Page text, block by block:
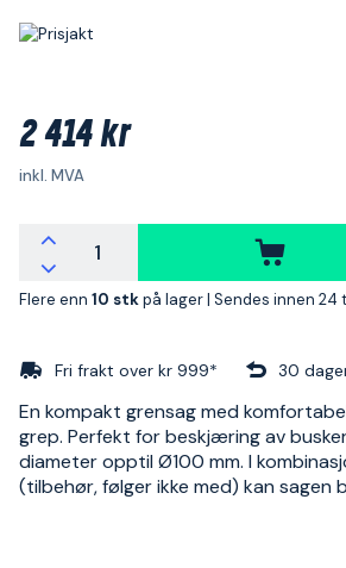
2 414 kr
inkl. MVA
Flere enn 10 stkpå lager | Sendes innen 24
Fri frakt over kr 999* 30
En kompakt grensag med
grep. Perfekt for beskjæring av
diameter opptil Ø100 mm. I
(tilbehør, følger ikke med) kan sagen